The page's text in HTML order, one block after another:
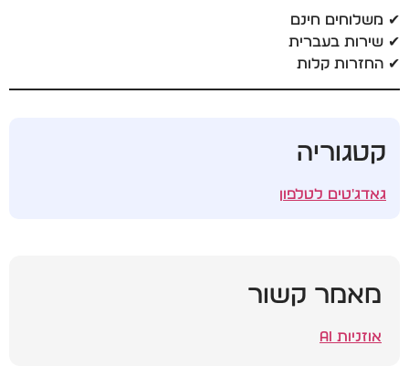
✔ משלוחים חינם
✔ שירות בעברית
✔ החזרות קלות
קטגוריה
גאדג'טים לטלפון
מאמר קשור
אוזניות AI